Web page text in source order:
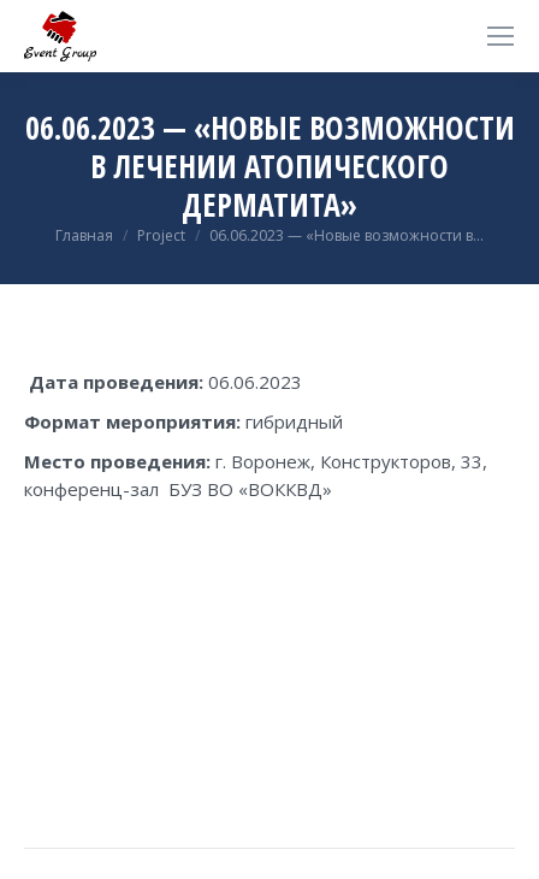
06.06.2023 — «НОВЫЕ ВОЗМОЖНОСТИ
В ЛЕЧЕНИИ АТОПИЧЕСКОГО
ДЕРМАТИТА»
Вы здесь:
Главная Project 06.06.2023 — «Новые возможности в…
Дата проведения: 06.06.2023
Формат мероприятия: гибридный
Место проведения: г. Воронеж, Конструкторов, 33,
конференц-зал БУЗ ВО «ВОККВД»